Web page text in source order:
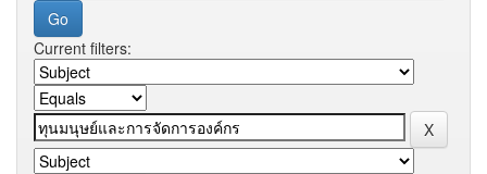
Current filters: